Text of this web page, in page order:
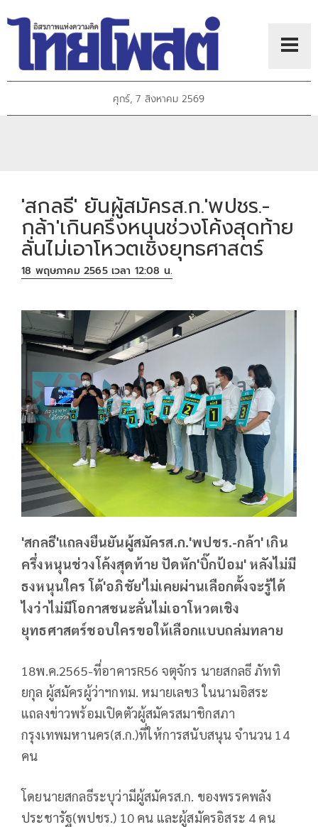
ศุกร์, 7 สิงหาคม 2569
'สกลธี' ยันผู้สมัครส.ก.'พปชร.-
กล้า'เกินครึ่งหนุนช่วงโค้งสุดท้าย
ลั่นไม่เอาโหวตเชิงยุทธศาสตร์
18 พฤษภาคม 2565 เวลา 12:08 น.
'สกลธี'แถลงยืนยันผู้สมัครส.ก.'พปชร.-กล้า' เกิน
ครึ่งหนุนช่วงโค้งสุดท้าย ปัดหัก'บิ๊กป้อม' หลังไม่มี
ธงหนุนใคร โต้'อภิชัย'ไม่เคยผ่านเลือกตั้งจะรู้ได้
ไงว่าไม่มีโอกาสชนะลั่นไม่เอาโหวตเชิง
ยุทธศาสตร์ชอบใครขอให้เลือกแบบถล่มทลาย
18พ.ค.2565-ที่อาคารR56 จตุจักร นายสกลธี ภัททิ
ยกุล ผู้สมัครผู้ว่าฯกทม. หมายเลข3 ในนามอิสระ
แถลงข่าวพร้อมเปิดตัวผู้สมัครสมาชิกสภา
กรุงเทพมหานคร(ส.ก.)ที่ให้การสนับสนุน จำนวน 14
คน
โดยนายสกลธีระบุว่ามีผู้สมัครส.ก. ของพรรคพลัง
ประชารัฐ(พปชร.) 10 คน และผู้สมัครอิสระ 4 คน